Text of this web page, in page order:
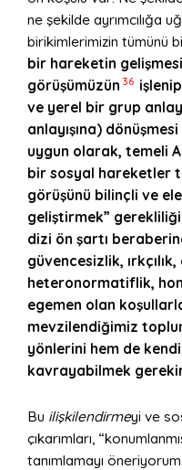
ne şekilde ayrımcılığa
birikimlerimizin tümünü
bir hareketin
görüşümüzün 36
ve yerel bir grup
anlayışına)
uygun olarak, temeli
bir sosyal hareketler
görüşünü bilinçli ve
geliştirmek”
dizi ön şartı
güvencesizlik,
heteronormatiflik,
egemen olan
mevzilendiğimiz
yönlerini hem de
kavrayabilmek
Bu ilişkilendirmeyi ve
çıkarımları,
tanımlamayı